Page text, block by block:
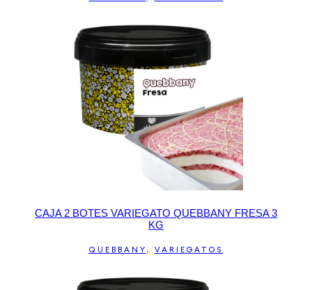
CAJA 2 BOTES VARIEGATO QUEBBANY FRESA 3
KG
QUEBBANY , VARIEGATOS